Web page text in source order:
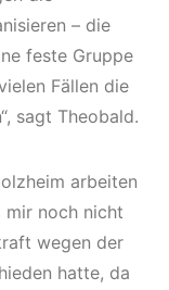
– die
feste Gruppe
Fällen die
sagt Theobald.
arbeiten
mir noch nicht
wegen der
hatte, da